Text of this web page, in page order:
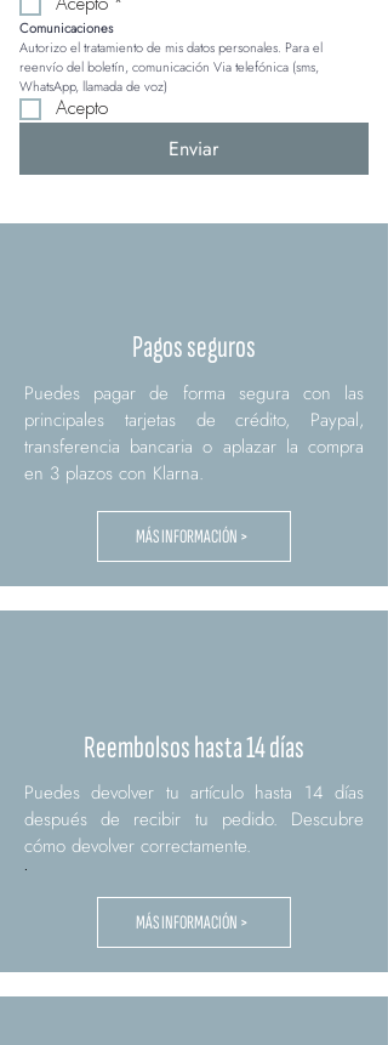
Acepto *
Comunicaciones
Autorizo el tratamiento de mis datos personales. Para el
reenvío del boletín, comunicación Via telefónica (sms,
WhatsApp, llamada de voz)
Acepto
Enviar
Pagos seguros
Puedes pagar de forma segura con las
principales tarjetas de crédito, Paypal,
transferencia bancaria o aplazar la compra
en 3 plazos con Klarna.
MÁS INFORMACIÓN >
Reembolsos hasta 14 días
Puedes devolver tu artículo hasta 14 días
después de recibir tu pedido. Descubre
cómo devolver correctamente.
MÁS INFORMACIÓN >